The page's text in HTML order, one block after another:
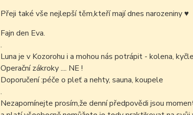
Přeji také vše nejlepší těm,kteří mají dnes narozeniny♥
Fajn den Eva.
.
Luna je v Kozorohu i a mohou nás potrápit - kolena,
Operační zákroky .... NE !
Doporučení :péče o pleť a nehty, sauna, koupele
.
Nezapomínejte prosím,že denní předpovědi jsou